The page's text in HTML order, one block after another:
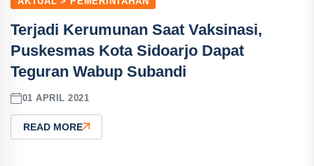
Terjadi Kerumunan Saat Vaksinasi,
Puskesmas Kota Sidoarjo Dapat
Teguran Wabup Subandi
01 APRIL 2021
READ MORE